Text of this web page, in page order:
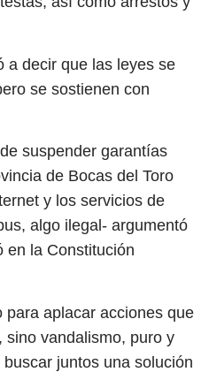
a decir que las leyes se
se sostienen con
suspender garantías
de Bocas del Toro
y los servicios de
algo ilegal- argumentó
en la Constitución
para aplacar acciones que
sino vandalismo, puro y
juntos una solución